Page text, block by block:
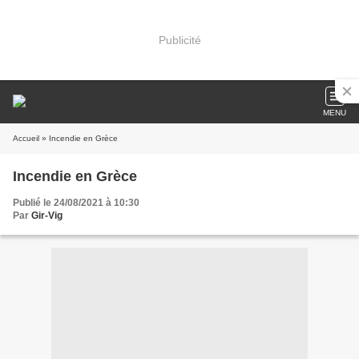
Publicité
MENU
Accueil » Incendie en Grèce
Incendie en Grèce
Publié le 24/08/2021 à 10:30
Par Gir-Vig